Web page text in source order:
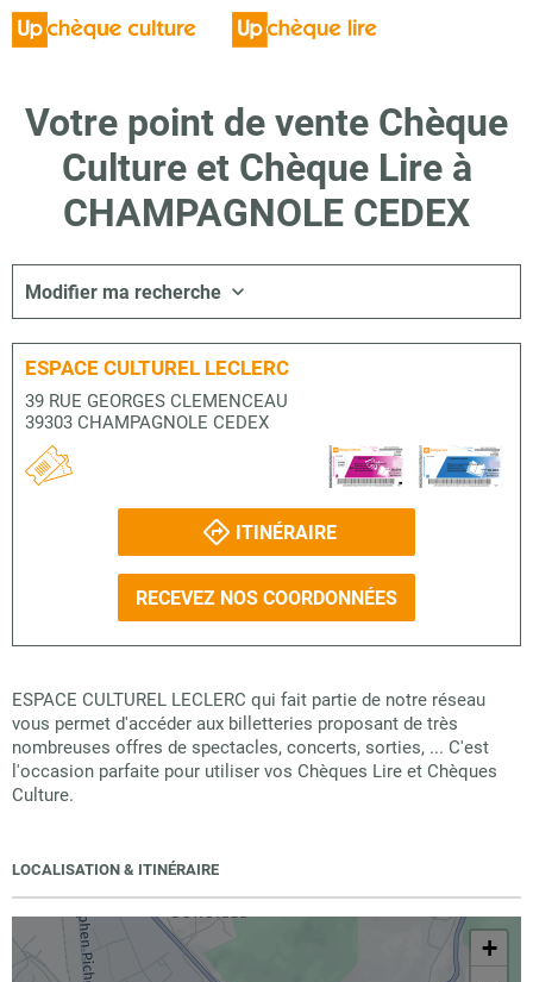
Votre point de vente Chèque
Culture et Chèque Lire à
CHAMPAGNOLE CEDEX
Modifier ma recherche
ESPACE CULTUREL LECLERC
39 RUE GEORGES CLEMENCEAU
39303 CHAMPAGNOLE CEDEX
ITINÉRAIRE
RECEVEZ NOS COORDONNÉES
ESPACE CULTUREL LECLERC qui fait partie de notre réseau
vous permet d'accéder aux billetteries proposant de très
nombreuses offres de spectacles, concerts, sorties, ... C'est
l'occasion parfaite pour utiliser vos Chèques Lire et Chèques
Culture.
LOCALISATION & ITINÉRAIRE
+